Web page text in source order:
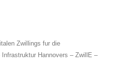
Zwillings fur die
Hannovers – ZwillE –